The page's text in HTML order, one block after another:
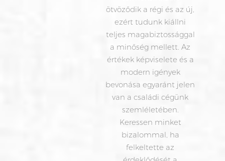
ötvöződik a régi és az új,
ezért tudunk kiállni
teljes magabiztossággal
a minőség mellett. Az
értékek képviselete és a
modern igények
bevonása egyaránt jelen
van a családi cégünk
szemléletében.
Keressen minket
bizalommal, ha
felkeltette az